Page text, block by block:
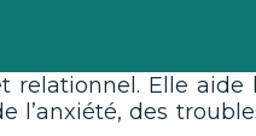
Elle
des